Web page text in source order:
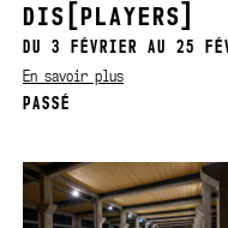
DIS[PLAYERS]
DU 3 FÉVRIER AU 25
En savoir plus
PASSÉ